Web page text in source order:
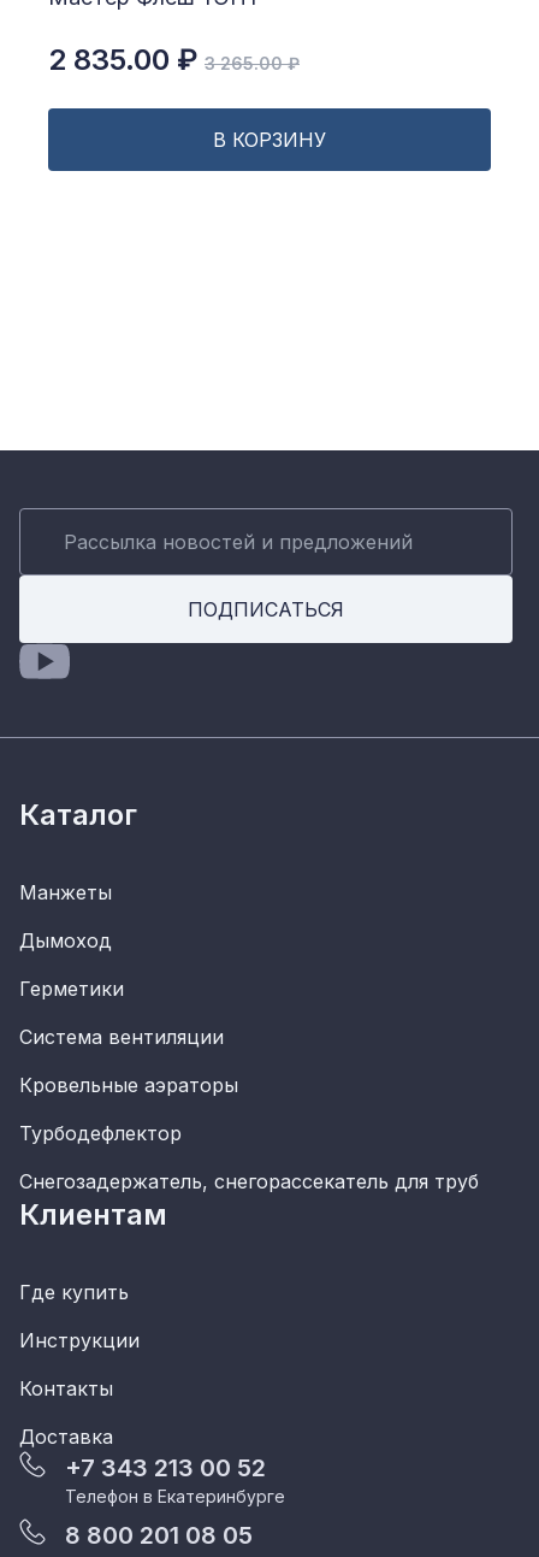
2 835.00 ₽ 3 265.00 ₽
В КОРЗИНУ
ПОДПИСАТЬСЯ
Каталог
Манжеты
Дымоход
Герметики
Система вентиляции
Кровельные аэраторы
Турбодефлектор
Снегозадержатель, снегорассекатель для труб
Клиентам
Где купить
Инструкции
Контакты
Доставка
+7 343 213 00 52
Телефон в Екатеринбурге
8 800 201 08 05